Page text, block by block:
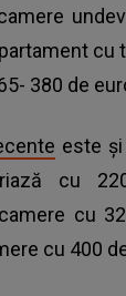
cu
380 de
este
cu
cu
cu 400